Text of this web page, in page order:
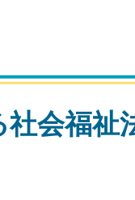
会福祉